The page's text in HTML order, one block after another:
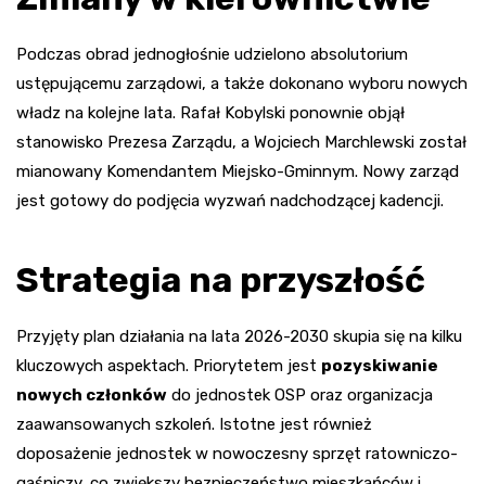
Podczas obrad jednogłośnie udzielono absolutorium
ustępującemu zarządowi, a także dokonano wyboru nowych
władz na kolejne lata. Rafał Kobylski ponownie objął
stanowisko Prezesa Zarządu, a Wojciech Marchlewski został
mianowany Komendantem Miejsko-Gminnym. Nowy zarząd
jest gotowy do podjęcia wyzwań nadchodzącej kadencji.
Strategia na przyszłość
Przyjęty plan działania na lata 2026-2030 skupia się na kilku
kluczowych aspektach. Priorytetem jest pozyskiwanie
nowych członków do jednostek OSP oraz organizacja
zaawansowanych szkoleń. Istotne jest również
doposażenie jednostek w nowoczesny sprzęt ratowniczo-